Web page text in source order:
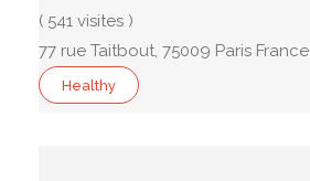
( 541 visites )
77 rue Taitbout, 75009 Paris France
Healthy